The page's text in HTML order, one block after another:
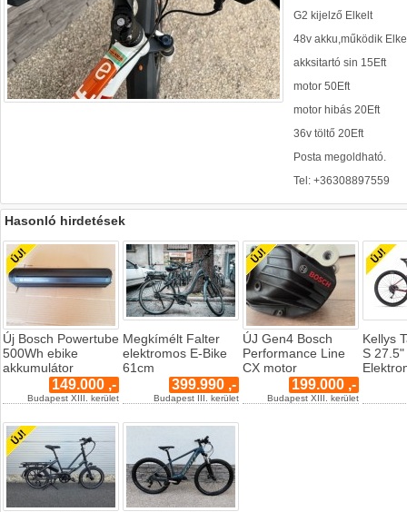
G2 kijelző Elkelt
48v akku,működik
akksitartó sin 15Eft
motor 50Eft
motor hibás 20Eft
36v töltő 20Eft
Posta megoldható.
Tel: +36308897559
Hasonló hirdetések
Új Bosch Powertube
500Wh ebike
akkumulátor
149.000 ,-
Budapest XIII. kerület
Megkímélt Falter
elektromos E-Bike
61cm
399.990 ,-
Budapest III. kerület
ÚJ Gen4 Bosch
Performance Line
CX motor
199.000 ,-
Budapest XIII. kerület
Kellys
S